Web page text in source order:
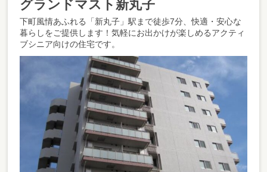
グランドマスト新丸子
下町風情あふれる「新丸子」駅まで徒歩7分、快適・安心な
暮らしをご提供します！気軽にお出かけが楽しめるアクティ
ブシニア向けの住宅です。